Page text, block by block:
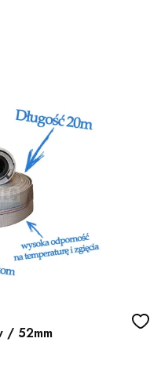
/ 52mm